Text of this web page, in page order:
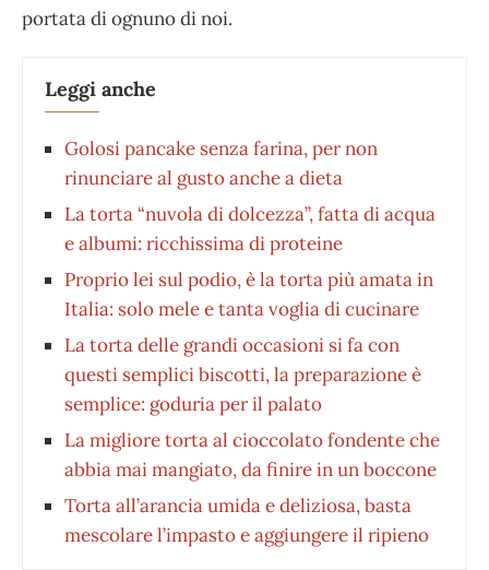
portata di ognuno di noi.
Leggi anche
Golosi pancake senza farina, per non
rinunciare al gusto anche a dieta
La torta “nuvola di dolcezza”, fatta di acqua
e albumi: ricchissima di proteine
Proprio lei sul podio, è la torta più amata in
Italia: solo mele e tanta voglia di cucinare
La torta delle grandi occasioni si fa con
questi semplici biscotti, la preparazione è
semplice: goduria per il palato
La migliore torta al cioccolato fondente che
abbia mai mangiato, da finire in un boccone
Torta all’arancia umida e deliziosa, basta
mescolare l’impasto e aggiungere il ripieno